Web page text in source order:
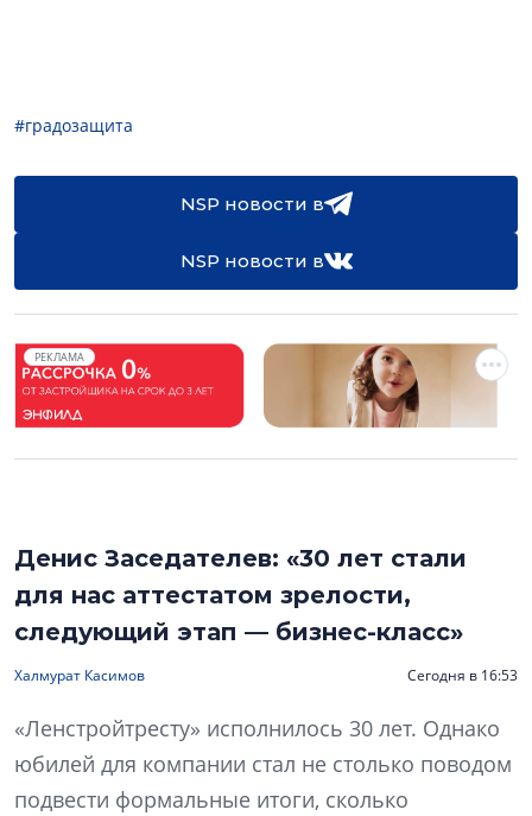
#градозащита
NSP новости в
NSP новости в
РЕКЛАМА
Денис Заседателев: «30 лет стали
для нас аттестатом зрелости,
следующий этап — бизнес-класс»
Халмурат Касимов Сегодня в 16:53
«Ленстройтресту» исполнилось 30 лет. Однако
юбилей для компании стал не столько поводом
подвести формальные итоги, сколько